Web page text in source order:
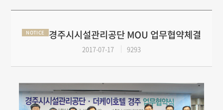
NOTICE 경주시시설관리공단 MOU 업무협약체결
2017-07-17 9293